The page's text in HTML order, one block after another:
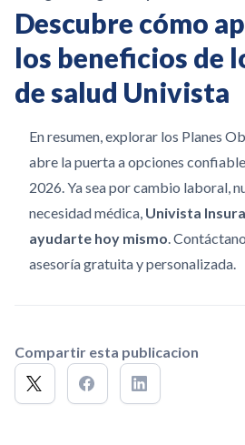
Descubre cómo
los beneficios de
de salud Univista
En resumen, explorar los Planes
abre la puerta a opciones
2026. Ya sea por cambio laboral,
necesidad médica, Univista
ayudarte hoy mismo.
asesoría gratuita y personalizada.
Compartir esta publicacion